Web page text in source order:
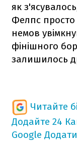
як
Фелпс просто
немов
фінішного
залишилось
Читайте
Додайте 24
Google Додати